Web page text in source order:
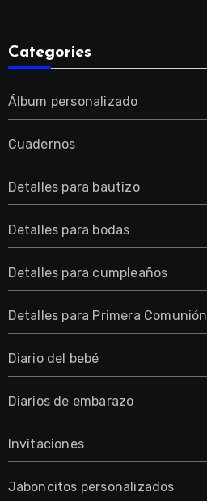
Categories
Álbum personalizado
Cuadernos
Detalles para bautizo
Detalles para bodas
Detalles para cumpleaños
Detalles para Primera Comunión
Diario del bebé
Diarios de embarazo
Invitaciones
Jaboncitos personalizados